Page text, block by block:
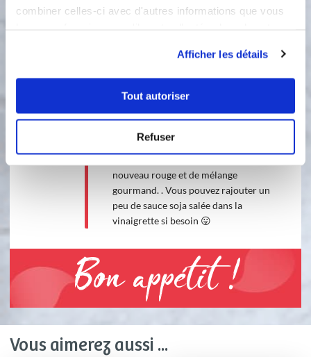
combiner celles-ci avec d'autres informations que vous
Afficher les détails
Tout autoriser
Refuser
suivant les indications mentionnées
jus de citron avec du sel et du poivre.
harmonieusement les radis, les
rondelles de concombre, les blancs de
pousses. Arrosez l’ensemble de
nouveau rouge et de mélange
gourmand. . Vous pouvez rajouter un
peu de sauce soja salée dans la
vinaigrette si besoin 😛
Bon appétit !
Vous aimerez aussi ...